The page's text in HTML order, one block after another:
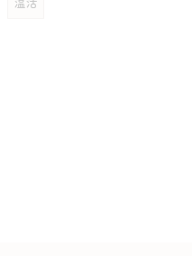
温活